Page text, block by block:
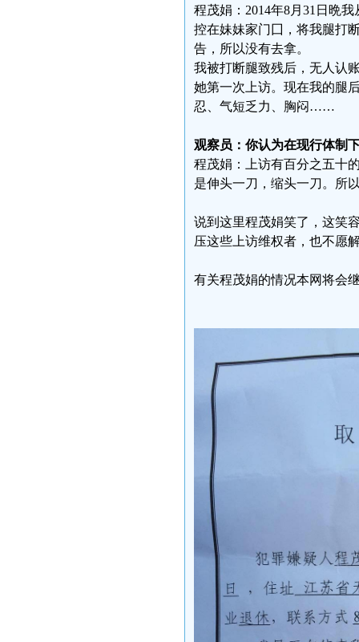
程茂娟：2014年8月31日晩
控在妹妹家门囗，将我腿打
告，所以没有去拿。
我被打断腿致残后，无人认
她第一次上访。现在我的腿
忍、气短乏力、胸闷……
观察员：你认为在现行体制
程茂娟：上访有百分之五十
是伸头一刀，缩头一刀。所
说到这里程茂娟笑了，这笑
压这些上访维权者，也不愿
有关程茂娟的情况本网将会